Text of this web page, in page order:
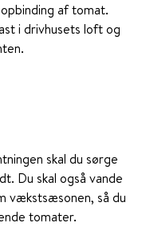
af tomat.
i drivhusets loft og
skal du sørge
Du skal også vande
vækstsæsonen, så du
tomater.